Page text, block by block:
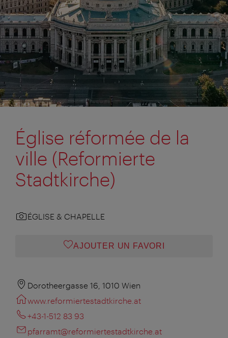
Église réformée de la
ville (Reformierte
Stadtkirche)
ÉGLISE & CHAPELLE
AJOUTER UN FAVORI
Dorotheergasse 16, 1010 Wien
www.reformiertestadtkirche.at
+43-1-512 83 93
pfarramt@reformiertestadtkirche.at